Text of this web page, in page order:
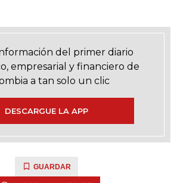
del primer diario
empresarial y financiero de
a tan solo un clic
DESCARGUE LA APP
GUARDAR